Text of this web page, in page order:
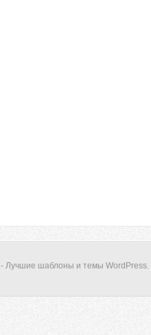
- Лучшие шаблоны и темы